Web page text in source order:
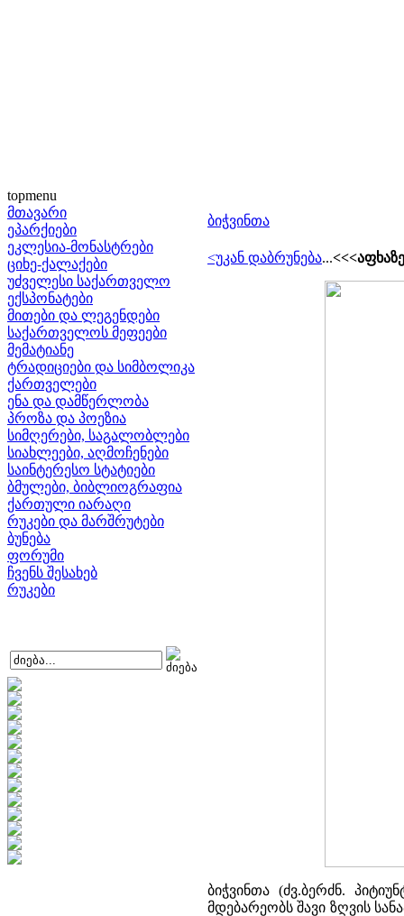
topmenu
მთავარი
ეპარქიები
ეკლესია-მონასტრები
ციხე-ქალაქები
უძველესი საქართველო
ექსპონატები
მითები და ლეგენდები
საქართველოს მეფეები
მემატიანე
ტრადიციები და სიმბოლიკა
ქართველები
ენა და დამწერლობა
პროზა და პოეზია
სიმღერები, საგალობლები
სიახლეები, აღმოჩენები
საინტერესო სტატიები
ბმულები, ბიბლიოგრაფია
ქართული იარაღი
რუკები და მარშრუტები
ბუნება
ფორუმი
ჩვენს შესახებ
რუკები
ბიჭვინთა
<უკან დაბრუნება...
ბიჭვინთა (ძვ.ბერძნ.
მდებარეობს შავი ზღვის